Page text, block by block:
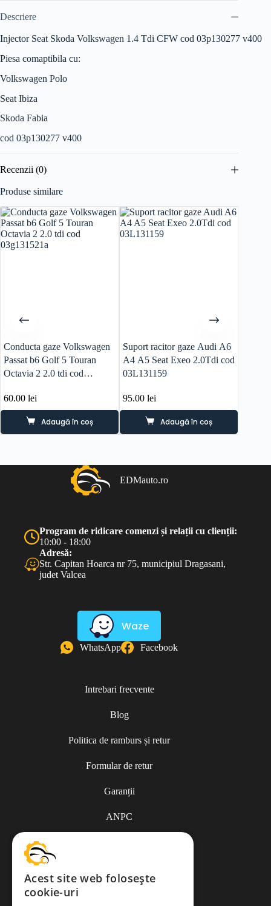
Descriere
Injector Seat Skoda Volkswagen 1.4 Tdi CFW cod 03p130277 v400
Piesa comaptibila cu:
Volkswagen Polo
Seat Ibiza
Skoda Fabia
cod 03p130277 v400
Recenzii (0)
Produse similare
Conducta gaze Volkswagen
Passat b6 Golf 5 Touran
Octavia 2 2.0 tdi cod
60.00 lei
Adaugă în coș
Suport racitor gaze Audi A6
A4 A5 Seat Exeo 2.0Tdi cod
03L131159
95.00lei
Adaugă în coș
EDMauto.ro
Program de ridicare comenzi și relații cu clienții:
10:00 - 18:00
Adresă:
Str. Capitan Hoarca nr 75, municipiul Dragasani,
judet Valcea
Waze
WhatsApp Facebook
Intrebari frecvente
Blog
Politica de ramburs și retur
Formular de retur
Garanții
ANPC
Termeni și condiții
Acest site web folosește
cookie-uri